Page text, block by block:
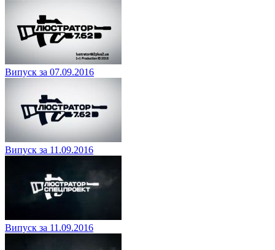
Випуск за 07.09.2016
Випуск за 11.09.2016
Випуск за 11.09.2016